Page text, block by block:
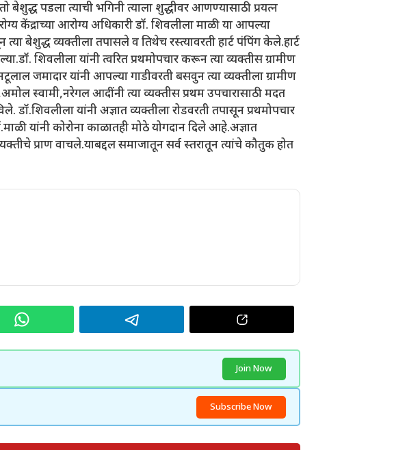
पडला त्याची भगिनी त्याला शुद्धीवर आणण्यासाठी प्रयत्न
केंद्राच्या आरोग्य अधिकारी डॉ. शिवलीला माळी या आपल्या
बेशुद्ध व्यक्तीला तपासले व तिथेच रस्त्यावरती हार्ट पंपिंग केले.हार्ट
शिवलीला यांनी त्वरित प्रथमोपचार करून त्या व्यक्तीस ग्रामीण
जमादार यांनी आपल्या गाडीवरती बसवुन त्या व्यक्तीला ग्रामीण
स्वामी,नरेगल आदींनी त्या व्यक्तीस प्रथम उपचारासाठी मदत
डॉ.शिवलीला यांनी अज्ञात व्यक्तीला रोडवरती तपासून प्रथमोपचार
यांनी कोरोना काळातही मोठे योगदान दिले आहे.अज्ञात
प्राण वाचले.याबद्दल समाजातून सर्व स्तरातून त्यांचे कौतुक होत
Join Now
Subscribe Now